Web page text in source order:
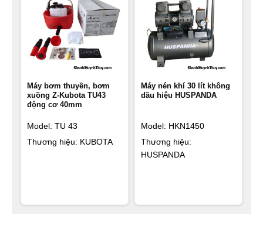
Máy bơm thuyền, bơm
xuồng Z-Kubota TU43
động cơ 40mm
Model: TU 43
Thương hiệu: KUBOTA
Máy nén khí 30 lít không
dầu hiệu HUSPANDA
Model: HKN1450
Thương hiệu:
HUSPANDA